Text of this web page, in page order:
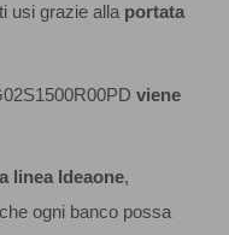
usi grazie alla portata
viene
linea Ideaone,
ogni banco possa